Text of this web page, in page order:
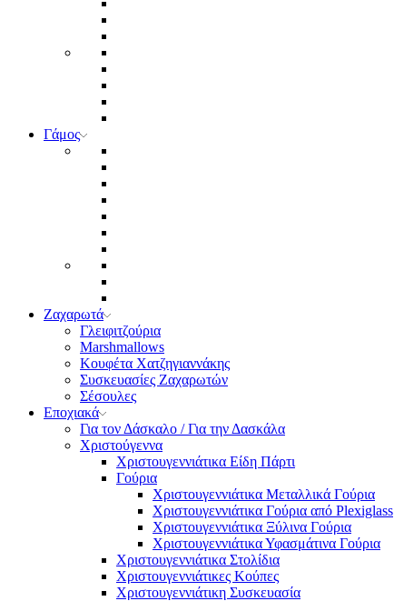
Γάμος
Ζαχαρωτά
Γλειφιτζούρια
Marshmallows
Κουφέτα Χατζηγιαννάκης
Συσκευασίες Ζαχαρωτών
Σέσουλες
Εποχιακά
Για τον Δάσκαλο / Για την Δασκάλα
Χριστούγεννα
Χριστουγεννιάτικα Είδη Πάρτι
Γούρια
Χριστουγεννιάτικα Μεταλλικά Γούρια
Χριστουγεννιάτικα Γούρια από Plexiglass
Χριστουγεννιάτικα Ξύλινα Γούρια
Χριστουγεννιάτικα Υφασμάτινα Γούρια
Χριστουγεννιάτικα Στολίδια
Χριστουγεννιάτικες Κούπες
Χριστουγεννιάτικη Συσκευασία